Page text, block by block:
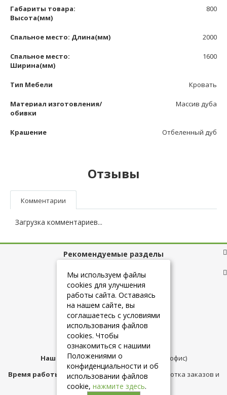
Габариты товара:
Высота(мм)
800
Спальное место: Длина(мм) 2000
Спальное место:
Ширина(мм)
1600
Тип Мебели Кровать
Материал изготовления/
обивки
Массив дуба
Крашение Отбеленный дуб
Отзывы
Комментарии
Загрузка комментариев...
Рекомендуемые разделы
Полезные ссылки
+7 (925) 084-10-60
Наш адрес:Москва,ул.Плещеева д.12 (офис)
Время работы магазина:с 10:00 до 21:00 (обработка заказов и
консультация)
Мы используем файлы
cookies для улучшения
работы сайта. Оставаясь
на нашем сайте, вы
соглашаетесь с условиями
использования файлов
cookies. Чтобы
ознакомиться с нашими
Положениями о
конфиденциальности и об
использовании файлов
cookie, нажмите здесь.